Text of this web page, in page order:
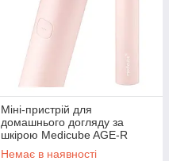
Міні-пристрій для
домашнього догляду за
шкірою Medicube AGE-R
Booster Pro Mini Рожевий
Немає в наявності